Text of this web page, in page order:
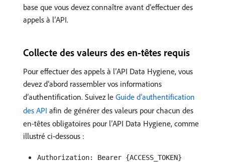
base que vous devez connaître avant d’effectuer des
appels à l’API.
Collecte des valeurs des en-têtes requis
Pour effectuer des appels à l’API Data Hygiene, vous
devez d’abord rassembler vos informations
d’authentification. Suivez le Guide d’authentification
des API afin de générer des valeurs pour chacun des
en-têtes obligatoires pour l’API Data Hygiene, comme
illustré ci-dessous :
Authorization: Bearer {ACCESS_TOKEN}